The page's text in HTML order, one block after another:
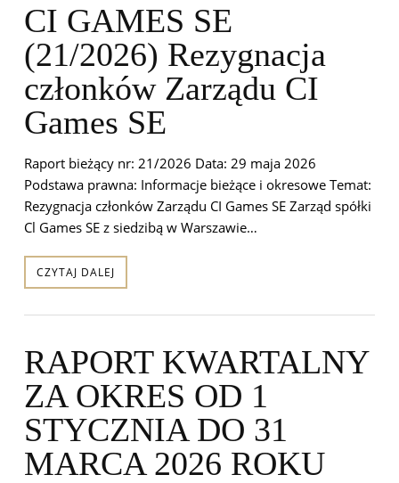
CI GAMES SE
(21/2026) Rezygnacja
członków Zarządu CI
Games SE
Raport bieżący nr: 21/2026 Data: 29 maja 2026
Podstawa prawna: Informacje bieżące i okresowe Temat:
Rezygnacja członków Zarządu CI Games SE Zarząd spółki
Cl Games SE z siedzibą w Warszawie…
CZYTAJ DALEJ
RAPORT KWARTALNY
ZA OKRES OD 1
STYCZNIA DO 31
MARCA 2026 ROKU